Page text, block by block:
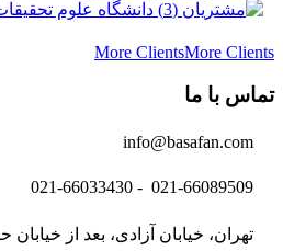
More ClientsMore Clients
تماس با ما
info@basafan.com
021-66089509 - 021-66033430
تهران، خیابان آزادی، بعد از خیابان